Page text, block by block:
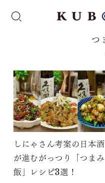
つ
しにゃさん考案の日本酒
が進むがっつり「つまみ
飯」レシピ3選！